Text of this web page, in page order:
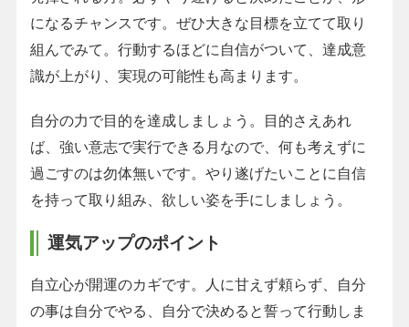
になるチャンスです。ぜひ大きな目標を立てて取り
組んでみて。行動するほどに自信がついて、達成意
識が上がり、実現の可能性も高まります。
自分の力で目的を達成しましょう。目的さえあれ
ば、強い意志で実行できる月なので、何も考えずに
過ごすのは勿体無いです。やり遂げたいことに自信
を持って取り組み、欲しい姿を手にしましょう。
運気アップのポイント
自立心が開運のカギです。人に甘えず頼らず、自分
の事は自分でやる、自分で決めると誓って行動しま